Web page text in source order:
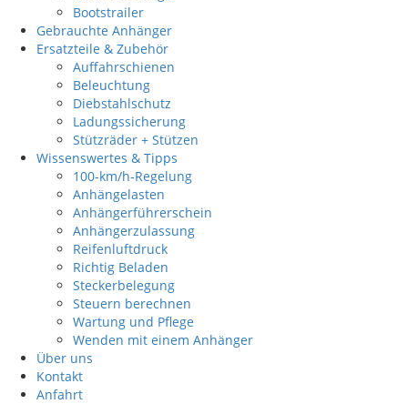
Bootstrailer
Gebrauchte Anhänger
Ersatzteile & Zubehör
Auffahrschienen
Beleuchtung
Diebstahlschutz
Ladungssicherung
Stützräder + Stützen
Wissenswertes & Tipps
100-km/h-Regelung
Anhängelasten
Anhängerführerschein
Anhängerzulassung
Reifenluftdruck
Richtig Beladen
Steckerbelegung
Steuern berechnen
Wartung und Pflege
Wenden mit einem Anhänger
Über uns
Kontakt
Anfahrt